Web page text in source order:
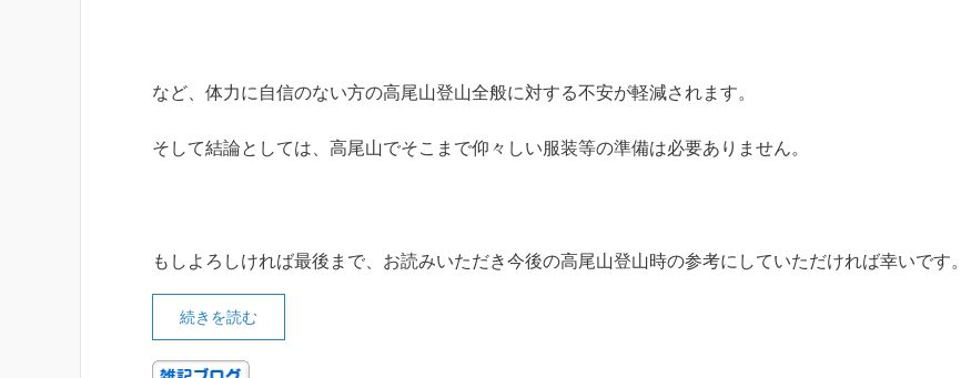
など、体力に自信のない方の高尾山登山全般に対する不安が軽減されます。
そして結論としては、高尾山でそこまで仰々しい服装等の準備は必要ありません。
もしよろしければ最後まで、お読みいただき今後の高尾山登山時の参考にしていただければ幸いです。
続きを読む